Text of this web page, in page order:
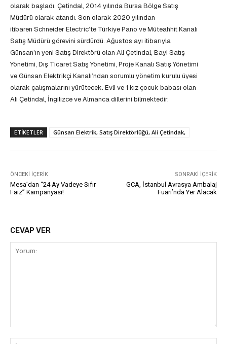
olarak başladı. Çetindal, 2014 yılında Bursa Bölge Satış
Müdürü olarak atandı. Son olarak 2020 yılından
itibaren Schneider Electric’te Türkiye Pano ve Müteahhit Kanalı
Satış Müdürü görevini sürdürdü. Ağustos ayı itibarıyla
Günsan’ın yeni Satış Direktörü olan Ali Çetindal, Bayi Satış
Yönetimi, Dış Ticaret Satış Yönetimi, Proje Kanalı Satış Yönetimi
ve Günsan Elektrikçi Kanalı’ndan sorumlu yönetim kurulu üyesi
olarak çalışmalarını yürütecek. Evli ve 1 kız çocuk babası olan
Ali Çetindal, İngilizce ve Almanca dillerini bilmektedir.
ETIKETLER Günsan Elektrik, Satış Direktörlüğü, Ali Çetindak,
ÖNCEKI İÇERIK
Mesa’dan “24 Ay Vadeye Sıfır
Faiz” Kampanyası!
SONRAKI İÇERIK
GCA, İstanbul Avrasya Ambalaj
Fuarı’nda Yer Alacak
CEVAP VER